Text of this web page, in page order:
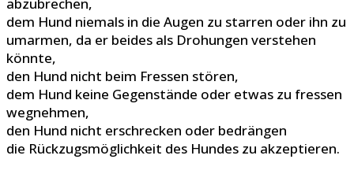
dem Hund niemals in die Augen zu starren oder ihn zu
umarmen, da er beides als Drohungen verstehen
könnte,
den Hund nicht beim Fressen stören,
dem Hund keine Gegenstände oder etwas zu fressen
wegnehmen,
den Hund nicht erschrecken oder bedrängen
die Rückzugsmöglichkeit des Hundes zu akzeptieren.